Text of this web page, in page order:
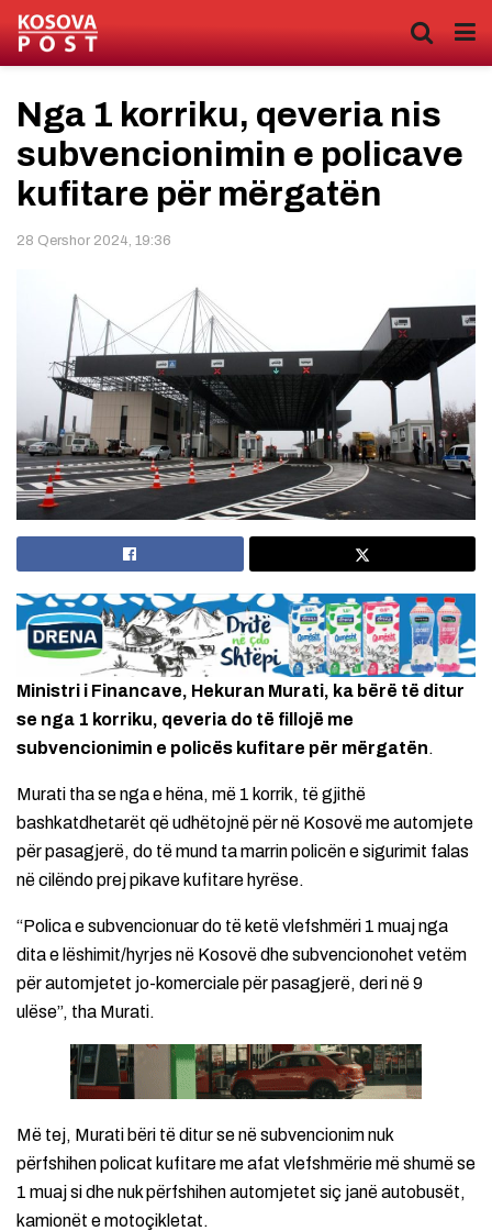
Nga 1 korriku, qeveria nis
subvencionimin e policave
kufitare për mërgatën
28 Qershor 2024, 19:36
Ministri i Financave, Hekuran Murati, ka bërë të ditur
se nga 1 korriku, qeveria do të fillojë me
subvencionimin e policës kufitare për mërgatën.
Murati tha se nga e hëna, më 1 korrik, të gjithë
bashkatdhetarët që udhëtojnë për në Kosovë me automjete
për pasagjerë, do të mund ta marrin policën e sigurimit falas
në cilëndo prej pikave kufitare hyrëse.
“Polica e subvencionuar do të ketë vlefshmëri 1 muaj nga
dita e lëshimit/hyrjes në Kosovë dhe subvencionohet vetëm
për automjetet jo-komerciale për pasagjerë, deri në 9
ulëse”, tha Murati.
Më tej, Murati bëri të ditur se në subvencionim nuk
përfshihen policat kufitare me afat vlefshmërie më shumë se
1 muaj si dhe nuk përfshihen automjetet siç janë autobusët,
kamionët e motoçikletat.